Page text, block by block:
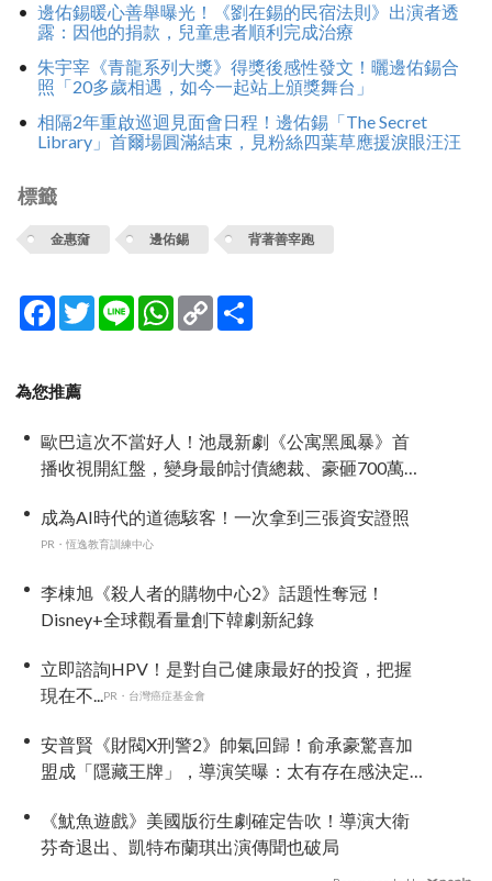
邊佑錫暖心善舉曝光！《劉在錫的民宿法則》出演者透
露：因他的捐款，兒童患者順利完成治療
朱宇宰《青龍系列大獎》得獎後感性發文！曬邊佑錫合
照「20多歲相遇，如今一起站上頒獎舞台」
相隔2年重啟巡迴見面會日程！邊佑錫「The Secret
Library」首爾場圓滿結束，見粉絲四葉草應援淚眼汪汪
標籤
金惠奫 邊佑錫 背著善宰跑
Facebook
TwitterLine WhatsApp
Copy
Link
為您推薦
歐巴這次不當好人！池晟新劇《公寓黑風暴》首
播收視開紅盤，變身最帥討債總裁、豪砸700萬娶
成為AI時代的道德駭客！一次拿到三張資安證照
PR・恆逸教育訓練中心
李棟旭《殺人者的購物中心2》話題性奪冠！
Disney+全球觀看量創下韓劇新紀錄
立即諮詢HPV！是對自己健康最好的投資，把握
現在不...PR・台灣癌症基金會
安普賢《財閥X刑警2》帥氣回歸！俞承豪驚喜加
盟成「隱藏王牌」，導演笑曝：太有存在感決定
《魷魚遊戲》美國版衍生劇確定告吹！導演大衛
芬奇退出、凱特布蘭琪出演傳聞也破局